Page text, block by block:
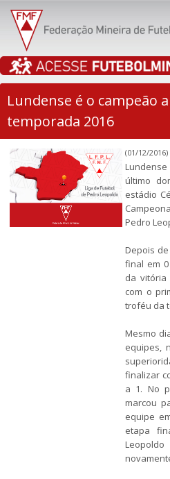
Lundense é o campeão
temporada 2016
(01/12/2016)
último
estádio
Pedro
Depois
final em
da
com o
troféu da
Mesmo
equipes,
finalizar
a 1. No
marcou
equipe
etapa